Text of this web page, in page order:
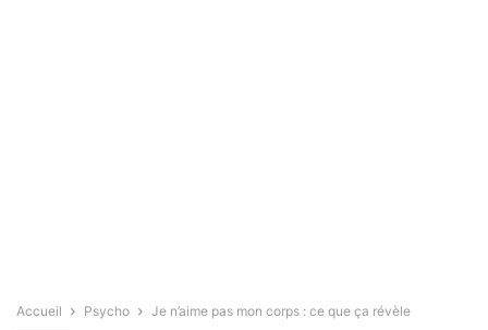
Accueil Psycho Je n’aime pas mon corps : ce que ça révèle